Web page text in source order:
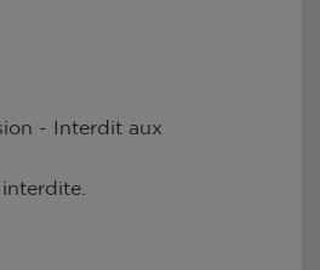
- Interdit aux